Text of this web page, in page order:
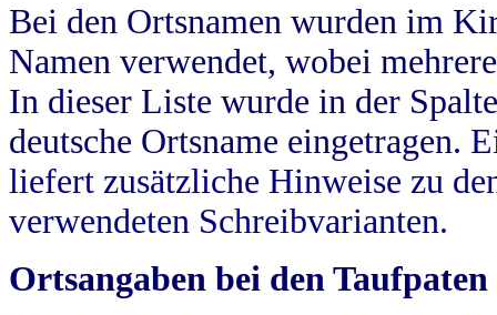
Bei den Ortsnamen wurden im
Namen verwendet, wobei
In dieser Liste wurde in der
deutsche Ortsname eingetragen.
liefert zusätzliche Hinweise zu
verwendeten Schreibvarianten.
Ortsangaben bei den Taufpaten